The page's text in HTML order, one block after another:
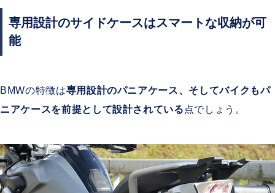
専用設計のサイドケースはスマートな収納が可
能
BMWの特徴は専用設計のパニアケース、そしてバイクもパ
ニアケースを前提として設計されている 点でしょう。